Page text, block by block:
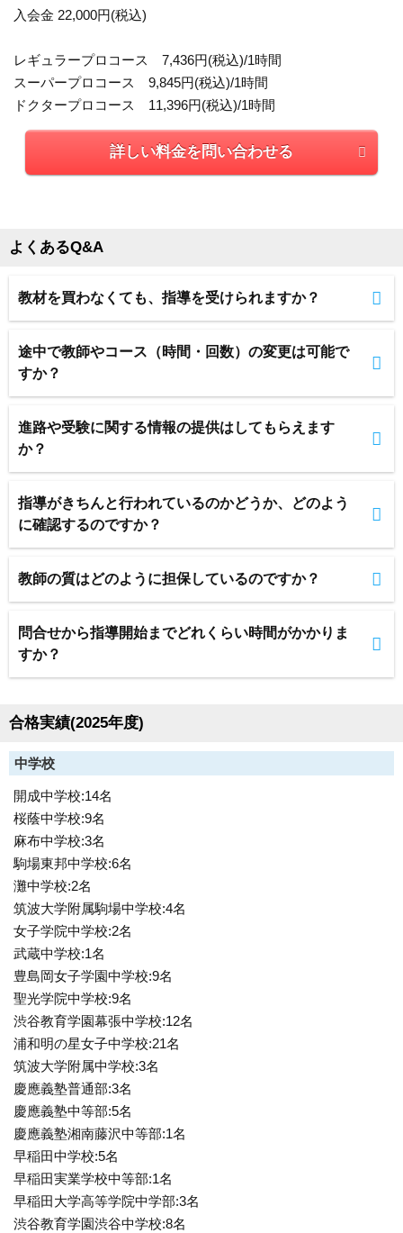
入会金 22,000円(税込)
レギュラープロコース 7,436円(税込)/1時間
スーパープロコース 9,845円(税込)/1時間
ドクタープロコース 11,396円(税込)/1時間
詳しい料金を問い合わせる
よくあるQ&A
教材を買わなくても、指導を受けられますか？
途中で教師やコース（時間・回数）の変更は可能で
すか？
進路や受験に関する情報の提供はしてもらえます
か？
指導がきちんと行われているのかどうか、どのよう
に確認するのですか？
教師の質はどのように担保しているのですか？
問合せから指導開始までどれくらい時間がかかりま
すか？
合格実績(2025年度)
中学校
開成中学校:14名
桜蔭中学校:9名
麻布中学校:3名
駒場東邦中学校:6名
灘中学校:2名
筑波大学附属駒場中学校:4名
女子学院中学校:2名
武蔵中学校:1名
豊島岡女子学園中学校:9名
聖光学院中学校:9名
渋谷教育学園幕張中学校:12名
浦和明の星女子中学校:21名
筑波大学附属中学校:3名
慶應義塾普通部:3名
慶應義塾中等部:5名
慶應義塾湘南藤沢中等部:1名
早稲田中学校:5名
早稲田実業学校中等部:1名
早稲田大学高等学院中学部:3名
渋谷教育学園渋谷中学校:8名